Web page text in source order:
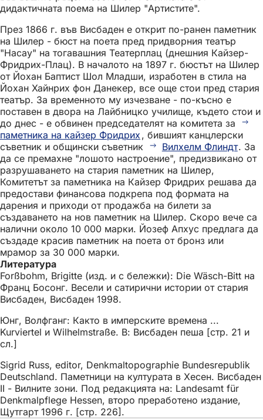
дидактичната поема на Шилер "Артистите".
През 1866 г. във Висбаден е открит по-ранен паметник
на Шилер - бюст на поета пред придворния театър
"Насау" на тогавашния Театерплац (днешния Кайзер-
Фридрих-Плац). В началото на 1897 г. бюстът на Шилер
от Йохан Баптист Шол Младши, изработен в стила на
Йохан Хайнрих фон Данекер, все още стои пред стария
театър. За временното му изчезване - по-късно е
поставен в двора на Лайбницко училище, където стои и
до днес - е обвинен председателят на комитета за
паметника на кайзер Фридрих , бившият канцлерски
съветник и общински съветник
Вилхелм Флиндт. За
да се премахне "лошото настроение", предизвикано от
разрушаването на стария паметник на Шилер,
Комитетът за паметника на Кайзер Фридрих решава да
предостави финансова подкрепа под формата на
дарения и приходи от продажба на билети за
създаването на нов паметник на Шилер. Скоро вече са
налични около 10 000 марки. Йозеф Апхус предлага да
създаде красив паметник на поета от бронз или
мрамор за 30 000 марки.
Литература
Forßbohm, Brigitte (изд. и с бележки): Die Wäsch-Bitt на
Франц Босонг. Весели и сатирични истории от стария
Висбаден, Висбаден 1998.
Юнг, Волфганг: Както в имперските времена ...
Kurviertel и Wilhelmstraße. В: Висбаден пеша [стр. 21 и
сл.]
Sigrid Russ, editor, Denkmaltopographie Bundesrepublik
Deutschland. Паметници на културата в Хесен. Висбаден
II - Вилните зони. Под редакцията на: Landesamt für
Denkmalpflege Hessen, второ преработено издание,
Щутгарт 1996 г. [стр. 226].